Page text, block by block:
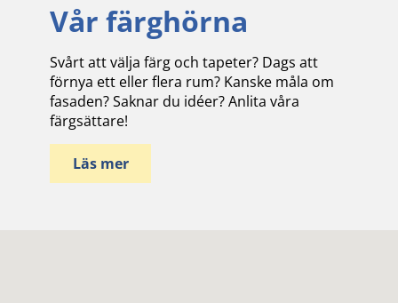
Vår färghörna
Svårt att välja färg och tapeter? Dags att
förnya ett eller flera rum? Kanske måla om
fasaden? Saknar du idéer? Anlita våra
färgsättare!
Läs mer